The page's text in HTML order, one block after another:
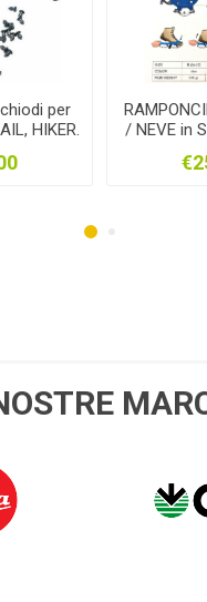
per
HIKER.
/ NEVE in